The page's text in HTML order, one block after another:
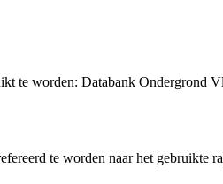
te worden: Databank Ondergrond
te worden naar het gebruikte